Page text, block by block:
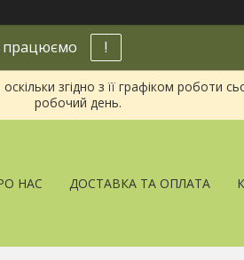
!
згідно з її графіком роботи
робочий день.
НАС ДОСТАВКА ТА ОПЛАТА